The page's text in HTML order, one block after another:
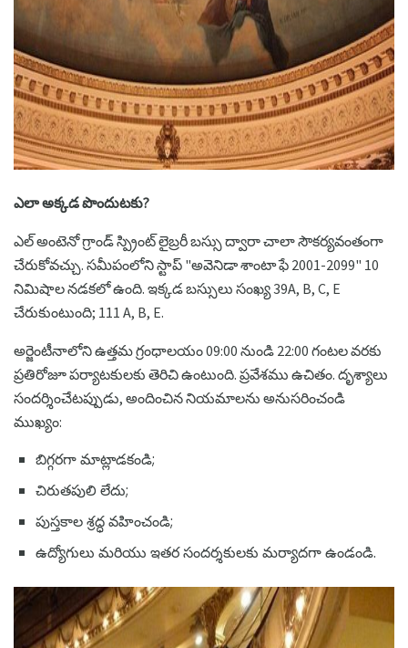
ad
ఎలా అక్కడ పొందుటకు?
ఎల్ అంటెనో గ్రాండ్ స్ప్రింట్ లైబ్రరీ బస్సు ద్వారా చాలా సౌకర్యవంతంగా
చేరుకోవచ్చు. సమీపంలోని స్టాప్ "అవెనిడా శాంటా ఫే 2001-2099" 10
నిమిషాల నడకలో ఉంది. ఇక్కడ బస్సులు సంఖ్య 39A, B, C, E
చేరుకుంటుంది; 111 A, B, E.
అర్జెంటీనాలోని ఉత్తమ గ్రంధాలయం 09:00 నుండి 22:00 గంటల వరకు
ప్రతిరోజూ పర్యాటకులకు తెరిచి ఉంటుంది. ప్రవేశము ఉచితం. దృశ్యాలు
సందర్శించేటప్పుడు, అందించిన నియమాలను అనుసరించండి
ముఖ్యం:
బిగ్గరగా మాట్లాడకండి;
చిరుతపులి లేదు;
పుస్తకాల శ్రద్ధ వహించండి;
ఉద్యోగులు మరియు ఇతర సందర్శకులకు మర్యాదగా ఉండండి.